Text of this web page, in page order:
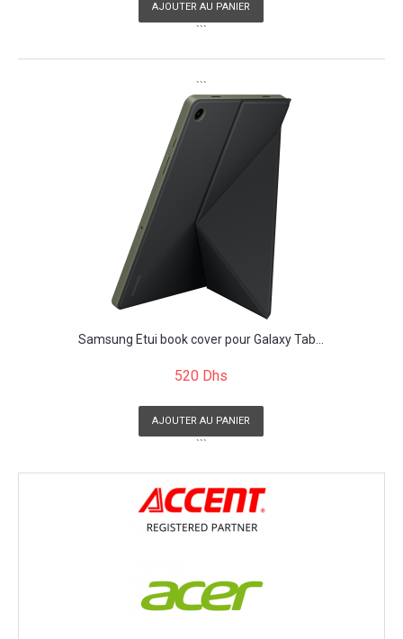
AJOUTER AU PANIER
```
```
Samsung Étui book cover pour Galaxy Tab...
520 Dhs
AJOUTER AU PANIER
```